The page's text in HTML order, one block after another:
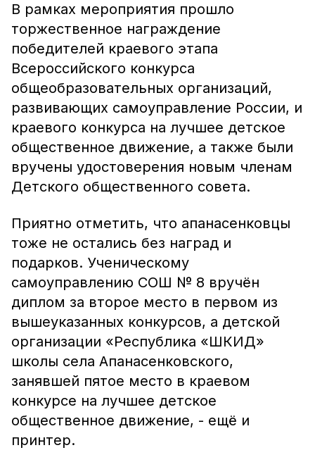
В рамках мероприятия прошло
торжественное награждение
победителей краевого этапа
Всероссийского конкурса
общеобразовательных организаций,
развивающих самоуправление России, и
краевого конкурса на лучшее детское
общественное движение, а также были
вручены удостоверения новым членам
Детского общественного совета.
Приятно отметить, что апанасенковцы
тоже не остались без наград и
подарков. Ученическому
самоуправлению СОШ № 8 вручён
диплом за второе место в первом из
вышеуказанных конкурсов, а детской
организации «Республика «ШКИД»
школы села Апанасенковского,
занявшей пятое место в краевом
конкурсе на лучшее детское
общественное движение, - ещё и
принтер.